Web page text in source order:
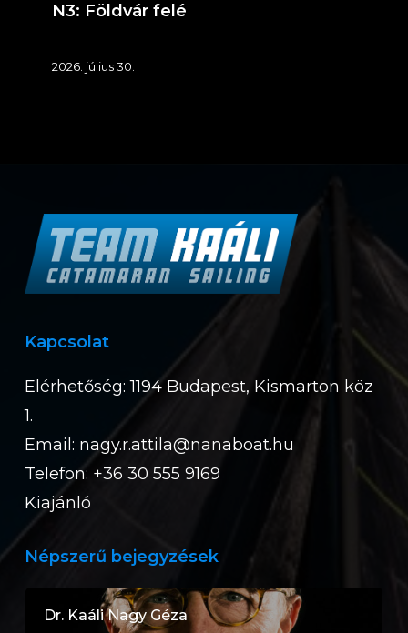
N3: Földvár felé
2026. július 30.
Kapcsolat
Elérhetőség: 1194 Budapest, Kismarton köz
1.
Email: nagy.r.attila@nanaboat.hu
Telefon: +36 30 555 9169
Kiajánló
Népszerű bejegyzések
Dr. Kaáli Nagy Géza